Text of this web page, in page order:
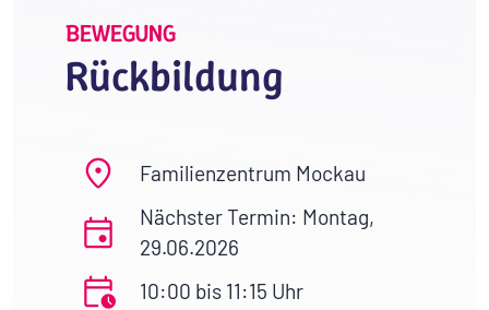
BEWEGUNG
Rückbildung
Familienzentrum Mockau
Nächster Termin: Montag,
29.06.2026
10:00 bis 11:15 Uhr